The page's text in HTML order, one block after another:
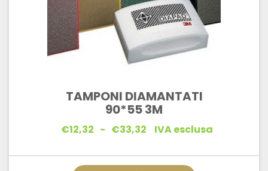
TAMPONI DIAMANTATI
90*55 3M
€12,32 - €33,32Fascia
di
da
€12,32
IVA esclusa